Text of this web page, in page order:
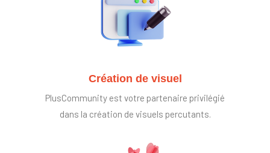
Création de visuel
PlusCommunity est votre partenaire privilégié
dans la création de visuels percutants.